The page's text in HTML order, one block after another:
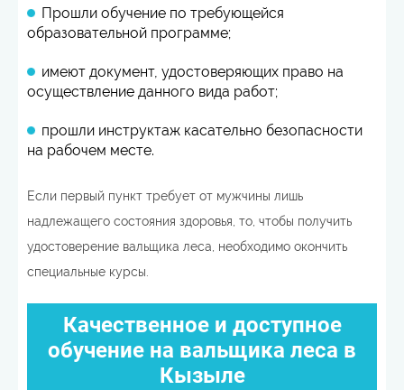
Прошли обучение по требующейся
образовательной программе;
имеют документ, удостоверяющих право на
осуществление данного вида работ;
прошли инструктаж касательно безопасности
на рабочем месте.
Если первый пункт требует от мужчины лишь
надлежащего состояния здоровья, то, чтобы получить
удостоверение вальщика леса, необходимо окончить
специальные курсы.
Качественное и доступное
обучение на вальщика леса в
Кызыле